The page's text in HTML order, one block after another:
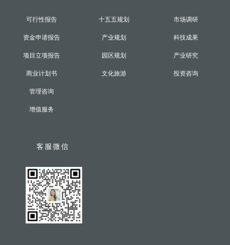
可行性报告
资金申请报告
项目立项报告
商业计划书
十五五规划
产业规划
园区规划
文化旅游
市场调研
科技成果
产业研究
投资咨询
管理咨询
增值服务
客服微信